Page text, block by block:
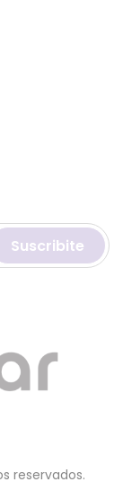
Suscribite
reservados.